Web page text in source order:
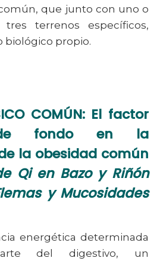
que junto con uno o
terrenos específicos,
biológico propio.
COMÚN: El factor
de fondo en la
la obesidad común
Qi en Bazo y Riñón
y Mucosidades
energética determinada
del digestivo, un